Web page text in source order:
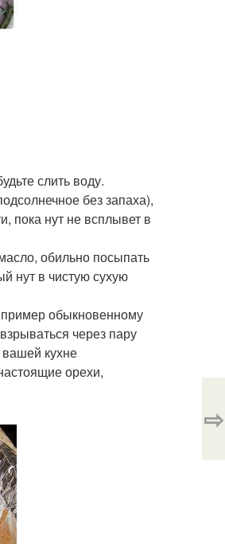
слить воду.
без запаха),
пока нут не всплывет в
обильно посыпать
нут в чистую сухую
пример обыкновенному
через пару
кухне
орехи,
⇨